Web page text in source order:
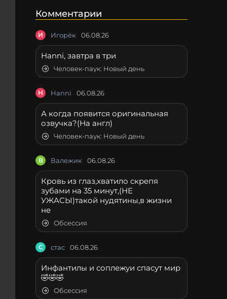
Комментарии
И Игорёк 06.08.26
Hanni, завтра в три
Человек-паук: Новый день
H Hanni 06.08.26
А когда появится оригинальная
озвучка?(На англ)
Человек-паук: Новый день
В Валежик 06.08.26
Кровь из глаз,хватило скрепя
зубами на 35 минут,(НЕ
УЖAСЫ)такой нудятины,в жизни
не
Обсессия
С стас 06.08.26
Инфантилы и соплежуи спасут мир
🤣🤣🤣
Обсессия